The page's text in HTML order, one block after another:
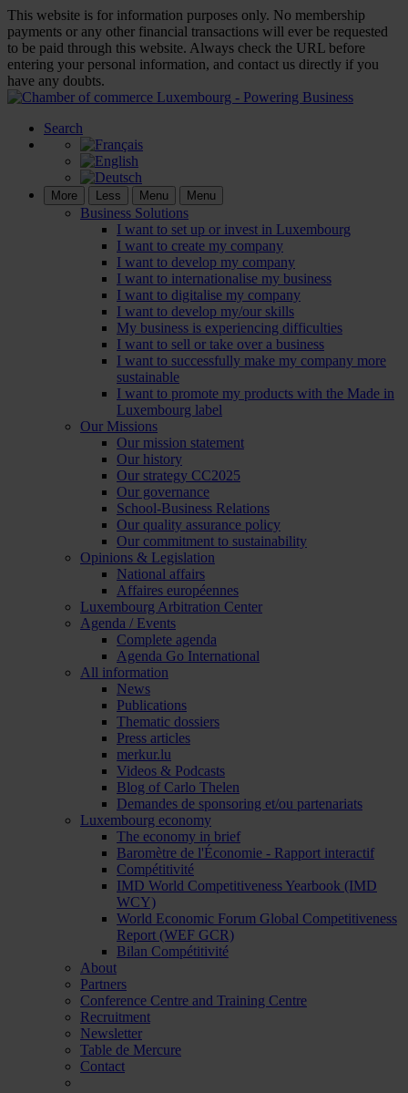
This website is for information purposes only. No membership
payments or any other financial transactions will ever be requested
to be paid through this website. Always check the URL before
entering your personal information, and contact us directly if you
have any doubts.
Search
More Less Menu Menu
Business Solutions
I want to set up or invest in Luxembourg
I want to create my company
I want to develop my company
I want to internationalise my business
I want to digitalise my company
I want to develop my/our skills
My business is experiencing difficulties
I want to sell or take over a business
I want to successfully make my company more
sustainable
I want to promote my products with the Made in
Luxembourg label
Our Missions
Our mission statement
Our history
Our strategy CC2025
Our governance
School-Business Relations
Our quality assurance policy
Our commitment to sustainability
Opinions & Legislation
National affairs
Affaires européennes
Luxembourg Arbitration Center
Agenda / Events
Complete agenda
Agenda Go International
All information
News
Publications
Thematic dossiers
Press articles
merkur.lu
Videos & Podcasts
Blog of Carlo Thelen
Demandes de sponsoring et/ou partenariats
Luxembourg economy
The economy in brief
Baromètre de l'Économie - Rapport interactif
Compétitivité
IMD World Competitiveness Yearbook (IMD
WCY)
World Economic Forum Global Competitiveness
Report (WEF GCR)
Bilan Compétitivité
About
Partners
Conference Centre and Training Centre
Recruitment
Newsletter
Table de Mercure
Contact